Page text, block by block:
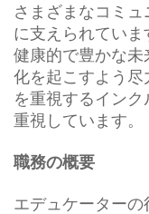
さまざまなコミ
に支えられてい
健康的で豊かな
化を起こすよう
を重視するイン
重視しています。
職務の概要
エデュケーターの